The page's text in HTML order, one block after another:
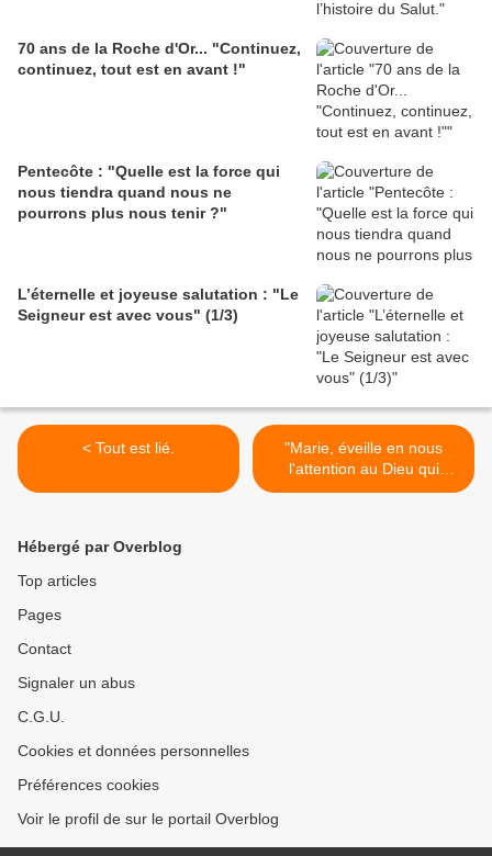
70 ans de la Roche d'Or... "Continuez,
continuez, tout est en avant !"
Pentecôte : "Quelle est la force qui
nous tiendra quand nous ne
pourrons plus nous tenir ?"
L’éternelle et joyeuse salutation : "Le
Seigneur est avec vous" (1/3)
< Tout est lié.
"Marie, éveille en nous
l'attention au Dieu qui
parle..." >
Hébergé par Overblog
Top articles
Pages
Contact
Signaler un abus
C.G.U.
Cookies et données personnelles
Préférences cookies
Voir le profil de sur le portail Overblog